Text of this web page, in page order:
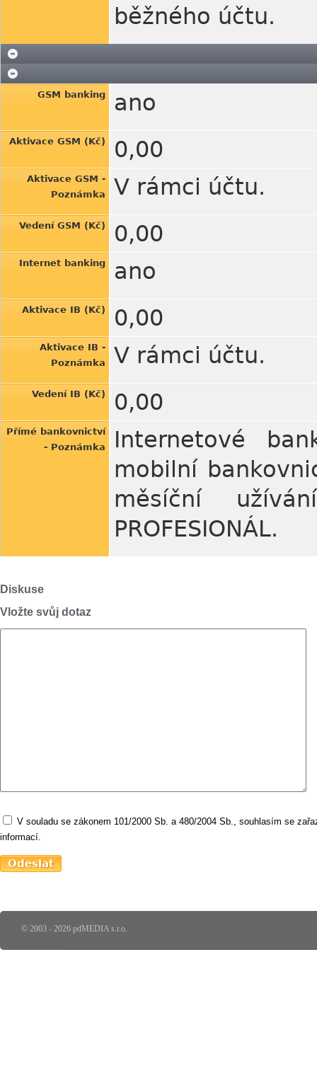
běžného účtu.
GSM banking ano
Aktivace GSM (Kč) 0,00
Aktivace GSM -
Poznámka
V rámci účtu.
Vedení GSM (Kč) 0,00
Internet banking ano
Aktivace IB (Kč) 0,00
Aktivace IB -
Poznámka
V rámci účtu.
Vedení IB (Kč) 0,00
Přímé bankovnictví
- Poznámka
Internetové
mobilní
měsíční
PROFESIONÁL.
Diskuse
Vložte svůj dotaz
V souladu se zákonem 101/2000 Sb. a 480/2004 Sb., souhlasím se
informací.
© 2003 - 2026 pdMEDIA s.r.o.